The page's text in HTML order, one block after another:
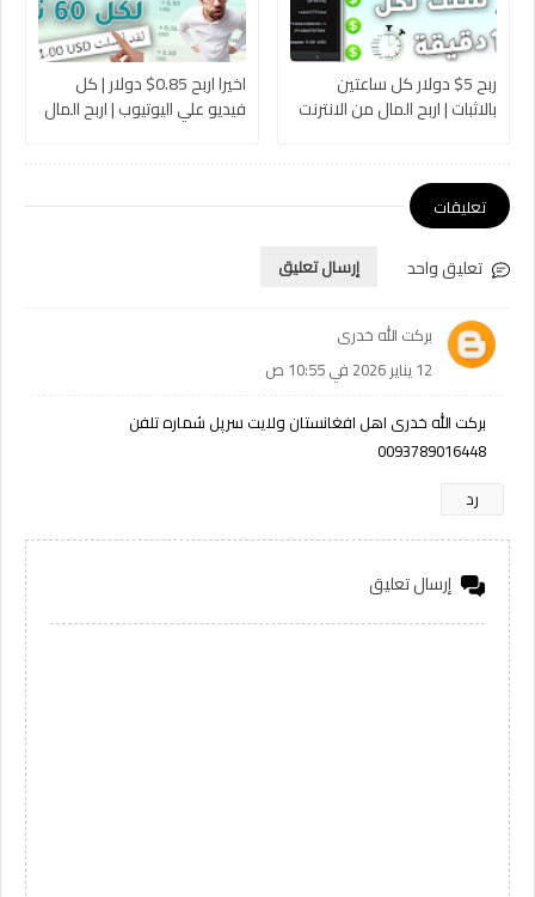
ربح 5$ دولار كل ساعتين
بالاثبات | اربح المال من الانترنت
اخيرا اربح 0.85$ دولار | كل
فيديو علي اليوتيوب | اربح المال
تعليقات
تعليق واحد إرسال تعليق
برکت الله خدری
12 يناير 2026 في 10:55 ص
برکت الله خدری اهل افغانستان ولایت سرپل شماره تلفن
0093789016448
رد
إرسال تعليق